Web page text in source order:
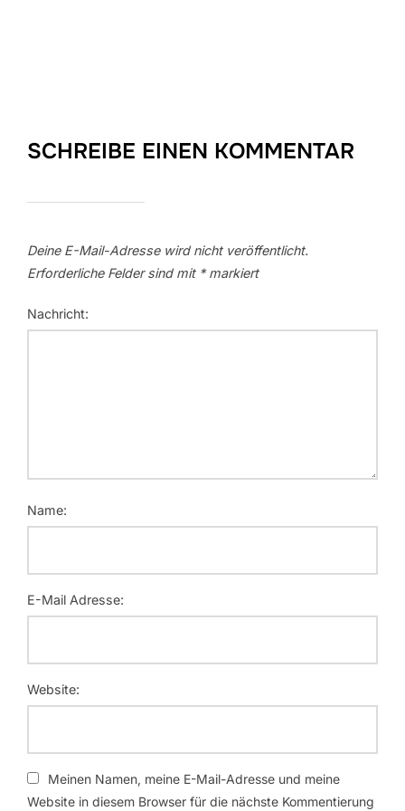
SCHREIBE EINEN KOMMENTAR
Deine E-Mail-Adresse wird nicht veröffentlicht.
Erforderliche Felder sind mit *markiert
Nachricht:
Name:
E-Mail Adresse:
Website:
Meinen Namen, meine E-Mail-Adresse und meine
Website in diesem Browser für die nächste Kommentierung